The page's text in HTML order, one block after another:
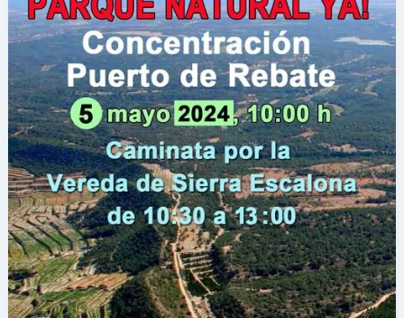
DE
ESCALONA
ES
RECHAZADO
POR
LOS
GRUPOS
ECOLOGISTAS